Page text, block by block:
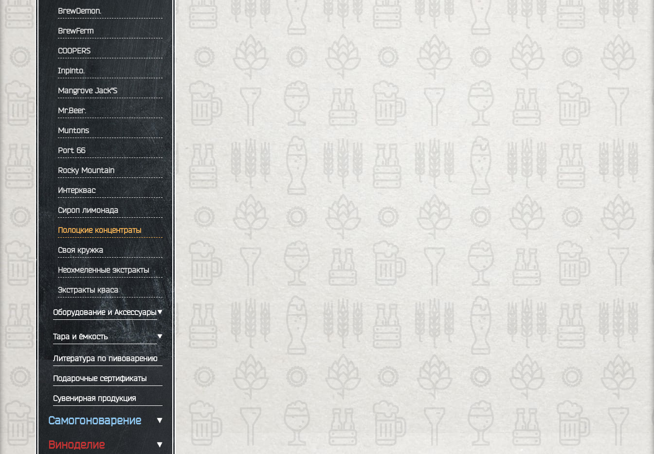
BrewDemon.
BrewFerm
COOPERS
Inpinto.
Mangrove Jack"S
Mr.Beer.
Muntons
Port 66
Rocky Mountain
Интерквас
Сироп лимонада
Полоцкие концентраты
Своя кружка
Неохмеленные экстракты
Экстракты кваса
Оборудование и Аксессуары
Тара и ёмкость
Литература по пивоварению
Подарочные сертификаты
Сувенирная продукция
Самогоноварение
Виноделие